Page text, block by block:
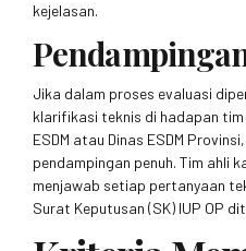
kejelasan.
Jika dalam proses evaluasi
klarifikasi teknis di hadapan
ESDM atau Dinas ESDM
pendampingan penuh. Tim ahli
menjawab setiap pertanyaan
Surat Keputusan (SK) IUP OP